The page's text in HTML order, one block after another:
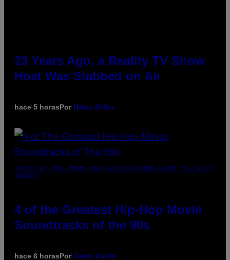
23 Years Ago, a Reality TV Show
Host Was Stabbed on Air
hace 5 horasPor Haley Miller
(PHOTO BY POOL ARNAL/GARCIA/PICOT/GAMMA-RAPHO VIA GETTY
IMAGES)
4 of the Greatest Hip-Hop Movie
Soundtracks of the 90s
hace 6 horasPorCaleb Catlin